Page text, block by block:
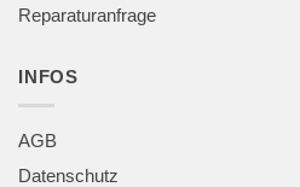
Reparaturanfrage
INFOS
AGB
Datenschutz